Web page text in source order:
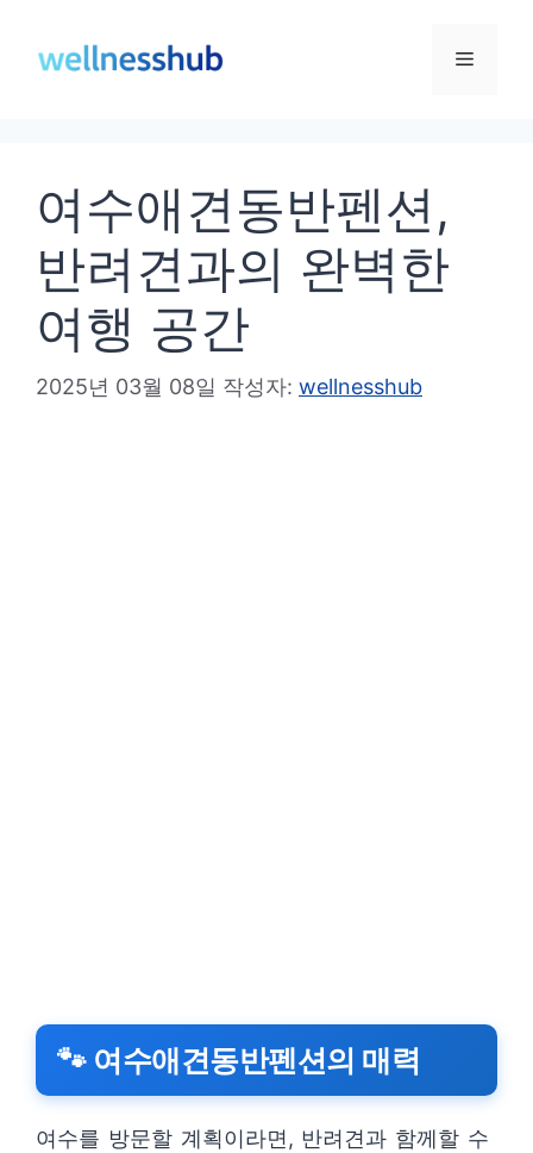
메
여수애견동반펜션,
반려견과의 완벽한
여행 공간
2025년 03월 08일 작성자: wellnesshub
🐾 여수애견동반펜션의 매력
여수를 방문할 계획이라면, 반려견과 함께할 수